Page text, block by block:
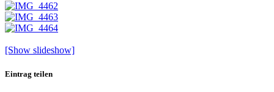
[Show slideshow]
Eintrag teilen